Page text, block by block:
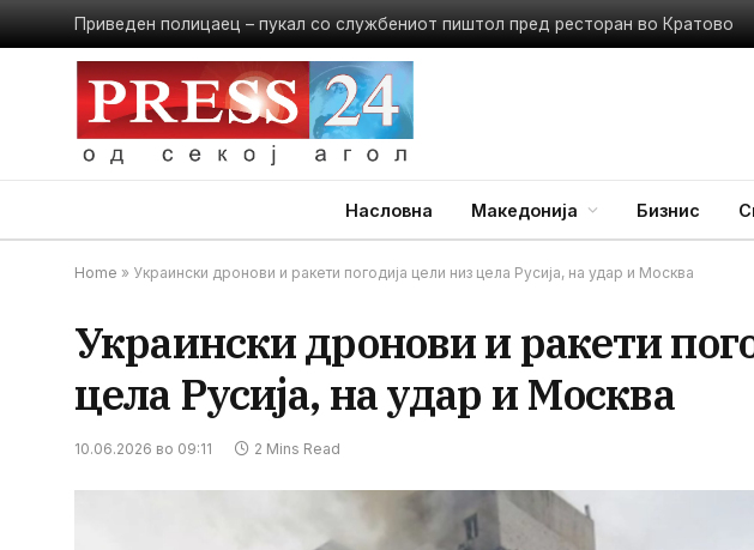
Приведен полицаец – пукал со службениот пиштол пред ресторан во Кратово
Насловна Македонија Бизнис
Home » Украински дронови и ракети погодија цели низ цела Русија, на удар и Москва
Украински дронови и ракети
цела Русија, на удар и Москва
10.06.2026 во 09:11 2 Mins Read